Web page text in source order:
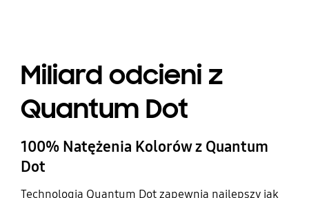
Miliard odcieni z
Quantum Dot
100% Natężenia Kolorów z Quantum
Dot
Technologia Quantum Dot zapewnia najlepszy jak